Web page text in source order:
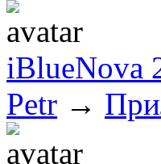
iBlueNova
Petr →